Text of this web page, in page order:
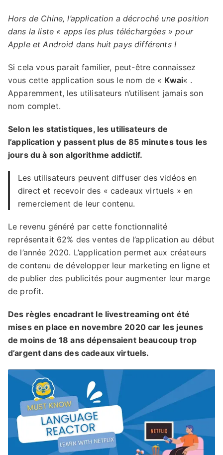
Hors de Chine, l’application a décroché une position
dans la liste « apps les plus téléchargées » pour
Apple et Android dans huit pays différents !
Si cela vous parait familier, peut-être connaissez
vous cette application sous le nom de « Kwai« .
Apparemment, les utilisateurs n’utilisent jamais son
nom complet.
Selon les statistiques, les utilisateurs de
l’application y passent plus de 85 minutes tous les
jours du à son algorithme addictif.
Les utilisateurs peuvent diffuser des vidéos en
direct et recevoir des « cadeaux virtuels » en
remerciement de leur contenu.
Le revenu généré par cette fonctionnalité
représentait 62% des ventes de l’application au début
de l’année 2020. L’application permet aux créateurs
de contenu de développer leur marketing en ligne et
de publier des publicités pour augmenter leur marge
de profit.
Des règles encadrant le livestreaming ont été
mises en place en novembre 2020 car les jeunes
de moins de 18 ans dépensaient beaucoup trop
d’argent dans des cadeaux virtuels.